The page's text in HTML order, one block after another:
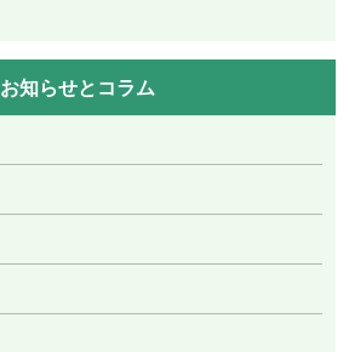
お知らせとコラム